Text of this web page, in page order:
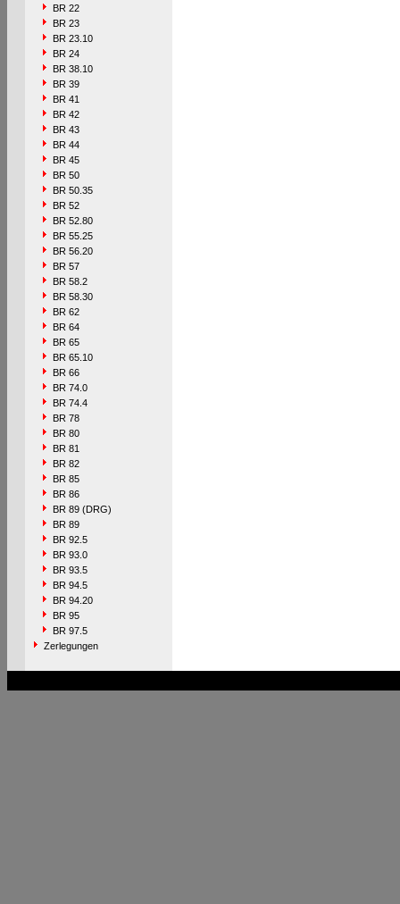
BR 22
BR 23
BR 23.10
BR 24
BR 38.10
BR 39
BR 41
BR 42
BR 43
BR 44
BR 45
BR 50
BR 50.35
BR 52
BR 52.80
BR 55.25
BR 56.20
BR 57
BR 58.2
BR 58.30
BR 62
BR 64
BR 65
BR 65.10
BR 66
BR 74.0
BR 74.4
BR 78
BR 80
BR 81
BR 82
BR 85
BR 86
BR 89 (DRG)
BR 89
BR 92.5
BR 93.0
BR 93.5
BR 94.5
BR 94.20
BR 95
BR 97.5
Zerlegungen